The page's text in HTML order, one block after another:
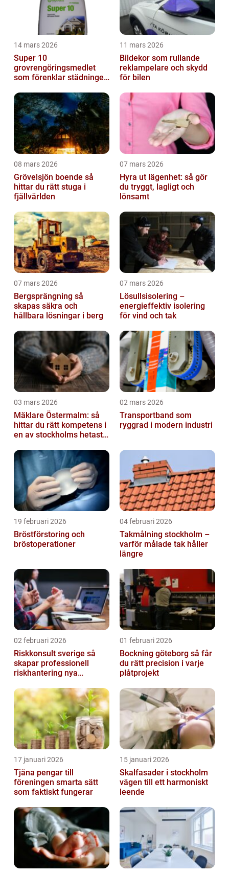
14 mars 2026
Super 10
grovrengöringsmedlet
som förenklar städningen
11 mars 2026
Bildekor som rullande
reklampelare och skydd
för bilen
08 mars 2026
Grövelsjön boende så
hittar du rätt stuga i
fjällvärlden
07 mars 2026
Hyra ut lägenhet: så gör
du tryggt, lagligt och
lönsamt
07 mars 2026
Bergsprängning så
skapas säkra och
hållbara lösningar i berg
07 mars 2026
Lösullsisolering –
energieffektiv isolering
för vind och tak
03 mars 2026
Mäklare Östermalm: så
hittar du rätt kompetens i
en av stockholms hetaste
02 mars 2026
Transportband som
ryggrad i modern industri
19 februari 2026
Bröstförstoring och
bröstoperationer
04 februari 2026
Takmålning stockholm –
varför målade tak håller
längre
02 februari 2026
Riskkonsult sverige så
skapar professionell
riskhantering nya
01 februari 2026
Bockning göteborg så får
du rätt precision i varje
plåtprojekt
17 januari 2026
Tjäna pengar till
föreningen smarta sätt
som faktiskt fungerar
15 januari 2026
Skalfasader i stockholm
vägen till ett harmoniskt
leende